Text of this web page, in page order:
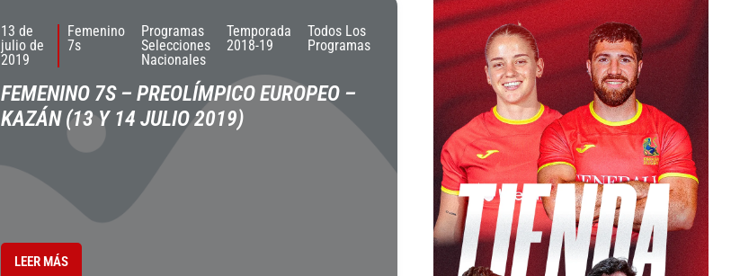
13 de
julio de
2019
Femenino
7s
Programas
Selecciones
Nacionales
Temporada
2018-19
Todos Los
Programas
FEMENINO 7S – PREOLÍMPICO EUROPEO –
KAZÁN (13 Y 14 JULIO 2019)
LEER MÁS